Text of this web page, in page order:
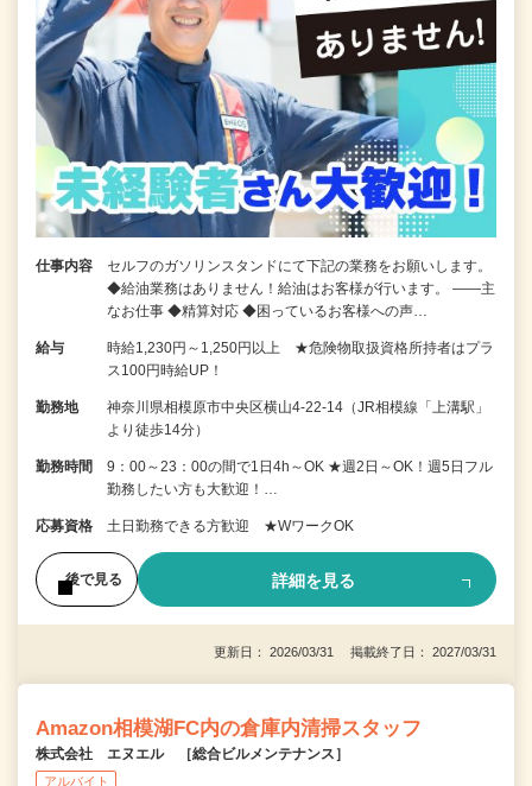
仕事内容
セルフのガソリンスタンドにて下記の業務をお願いします。
◆給油業務はありません！給油はお客様が行います。 ――主
なお仕事 ◆精算対応 ◆困っているお客様への声…
給与
時給1,230円～1,250円以上 ★危険物取扱資格所持者はプラ
ス100円時給UP！
勤務地
神奈川県相模原市中央区横山4-22-14（JR相模線「上溝駅」
より徒歩14分）
勤務時間
9：00～23：00の間で1日4h～OK ★週2日～OK！週5日フル
勤務したい方も大歓迎！…
応募資格 土日勤務できる方歓迎 ★WワークOK
後で見る 詳細を見る
更新日： 2026/03/31 掲載終了日： 2027/03/31
Amazon相模湖FC内の倉庫内清掃スタッフ
株式会社 エヌエル ［総合ビルメンテナンス］
アルバイト